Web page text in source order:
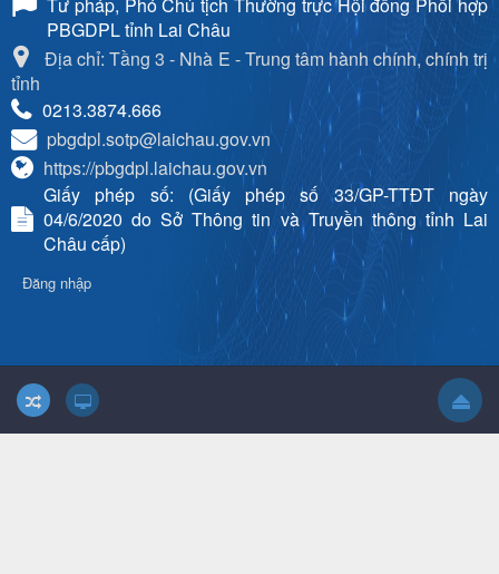
PBGDPL tỉnh Lai Châu
Địa chỉ: Tầng 3 - Nhà E - Trung tâm hành chính, chính trị
tỉnh
0213.3874.666
pbgdpl.sotp@laichau.gov.vn
https://pbgdpl.laichau.gov.vn
Giấy phép số: (Giấy phép số 33/GP-TTĐT ngày
04/6/2020 do Sở Thông tin và Truyền thông tỉnh Lai
Châu cấp)
Đăng nhập